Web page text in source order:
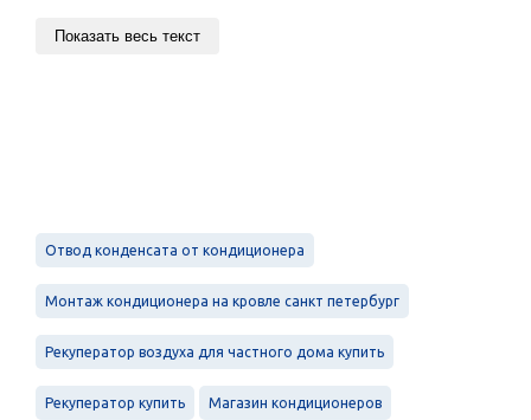
Показать весь текст
Отвод конденсата от кондиционера
Монтаж кондиционера на кровле санкт петербург
Рекуператор воздуха для частного дома купить
Рекуператор купить Магазин кондиционеров